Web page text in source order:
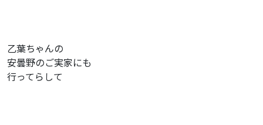
乙葉ちゃんの
安曇野のご実家にも
行ってらして